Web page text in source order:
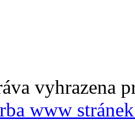
vyhrazena
www